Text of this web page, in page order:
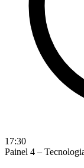
17:30
Painel 4 –